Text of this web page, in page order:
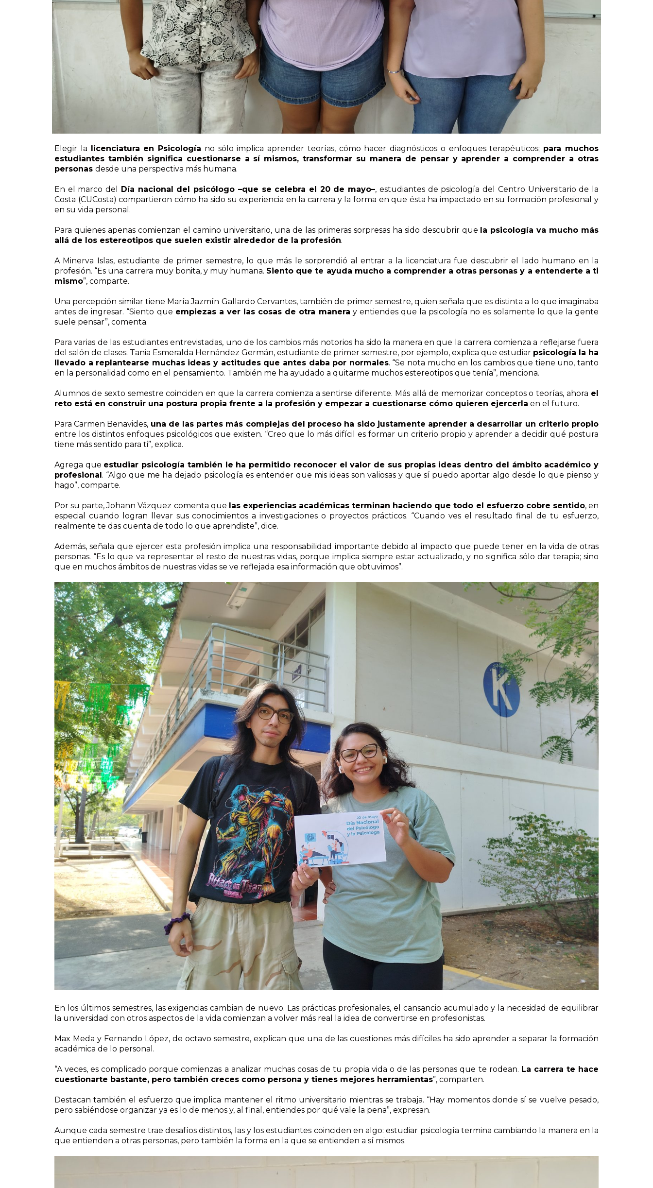
Elegir la licenciatura en Psicología no sólo implica aprender teorías, cómo hacer diagnósticos o enfoques terapéuticos; para muchos
estudiantes también significa cuestionarse a sí mismos, transformar su manera de pensar y aprender a comprender a otras
personas desde una perspectiva más humana.
En el marco del Día nacional del psicólogo –que se celebra el 20 de mayo–, estudiantes de psicología del Centro Universitario de la
Costa (CUCosta) compartieron cómo ha sido su experiencia en la carrera y la forma en que ésta ha impactado en su formación profesional y
en su vida personal.
Para quienes apenas comienzan el camino universitario, una de las primeras sorpresas ha sido descubrir que la psicología va mucho más
allá de los estereotipos que suelen existir alrededor de la profesión.
A Minerva Islas, estudiante de primer semestre, lo que más le sorprendió al entrar a la licenciatura fue descubrir el lado humano en la
profesión. “Es una carrera muy bonita, y muy humana. Siento que te ayuda mucho a comprender a otras personas y a entenderte a ti
mismo”, comparte.
Una percepción similar tiene María Jazmín Gallardo Cervantes, también de primer semestre, quien señala que es distinta a lo que imaginaba
antes de ingresar. “Siento que empiezas a ver las cosas de otra manera y entiendes que la psicología no es solamente lo que la gente
suele pensar”, comenta.
Para varias de las estudiantes entrevistadas, uno de los cambios más notorios ha sido la manera en que la carrera comienza a reflejarse fuera
del salón de clases. Tania Esmeralda Hernández Germán, estudiante de primer semestre, por ejemplo, explica que estudiar psicología la ha
llevado a replantearse muchas ideas y actitudes que antes daba por normales. “Se nota mucho en los cambios que tiene uno, tanto
en la personalidad como en el pensamiento. También me ha ayudado a quitarme muchos estereotipos que tenía”, menciona.
Alumnos de sexto semestre coinciden en que la carrera comienza a sentirse diferente. Más allá de memorizar conceptos o teorías, ahora el
reto está en construir una postura propia frente a la profesión y empezar a cuestionarse cómo quieren ejercerla en el futuro.
Para Carmen Benavides, una de las partes más complejas del proceso ha sido justamente aprender a desarrollar un criterio propio
entre los distintos enfoques psicológicos que existen. “Creo que lo más difícil es formar un criterio propio y aprender a decidir qué postura
tiene más sentido para ti”, explica.
Agrega que estudiar psicología también le ha permitido reconocer el valor de sus propias ideas dentro del ámbito académico y
profesional. “Algo que me ha dejado psicología es entender que mis ideas son valiosas y que sí puedo aportar algo desde lo que pienso y
hago”, comparte.
Por su parte, Johann Vázquez comenta que las experiencias académicas terminan haciendo que todo el esfuerzo cobre sentido, en
especial cuando logran llevar sus conocimientos a investigaciones o proyectos prácticos. “Cuando ves el resultado final de tu esfuerzo,
realmente te das cuenta de todo lo que aprendiste”, dice.
Además, señala que ejercer esta profesión implica una responsabilidad importante debido al impacto que puede tener en la vida de otras
personas. “Es lo que va representar el resto de nuestras vidas, porque implica siempre estar actualizado, y no significa sólo dar terapia; sino
que en muchos ámbitos de nuestras vidas se ve reflejada esa información que obtuvimos”.
En los últimos semestres, las exigencias cambian de nuevo. Las prácticas profesionales, el cansancio acumulado y la necesidad de equilibrar
la universidad con otros aspectos de la vida comienzan a volver más real la idea de convertirse en profesionistas.
Max Meda y Fernando López, de octavo semestre, explican que una de las cuestiones más difíciles ha sido aprender a separar la formación
académica de lo personal.
“A veces, es complicado porque comienzas a analizar muchas cosas de tu propia vida o de las personas que te rodean. La carrera te hace
cuestionarte bastante, pero también creces como persona y tienes mejores herramientas”, comparten.
Destacan también el esfuerzo que implica mantener el ritmo universitario mientras se trabaja. “Hay momentos donde sí se vuelve pesado,
pero sabiéndose organizar ya es lo de menos y, al final, entiendes por qué vale la pena”, expresan.
Aunque cada semestre trae desafíos distintos, las y los estudiantes coinciden en algo: estudiar psicología termina cambiando la manera en la
que entienden a otras personas, pero también la forma en la que se entienden a sí mismos.